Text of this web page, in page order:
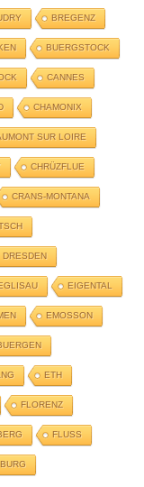
BREGENZ
BUERGSTOCK
CANNES
CHAMONIX
SUR LOIRE
CHRÜZFLUE
CRANS-MONTANA
DRESDEN
EIGENTAL
EMOSSON
ETH
FLORENZ
FLUSS